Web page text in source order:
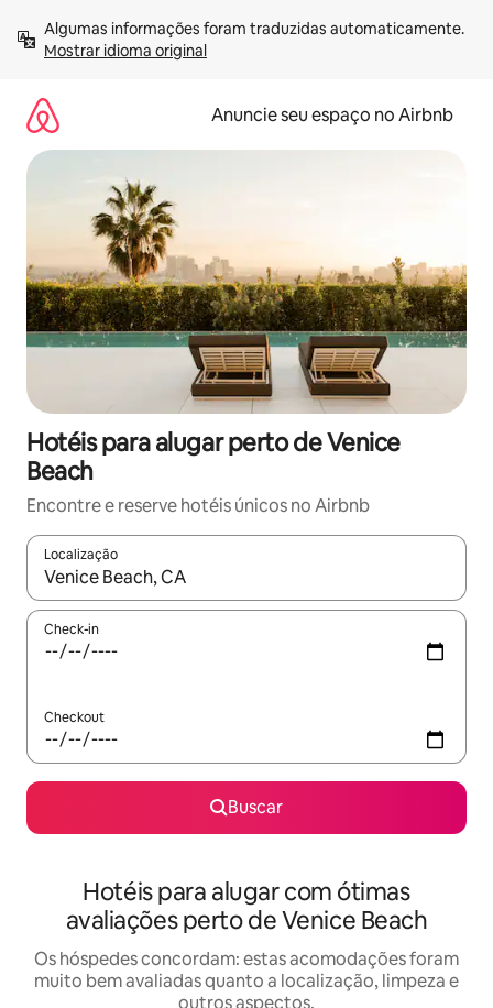
para
Mostrar idioma original
Anuncie seu espaço no Airbnb
Hotéis para alugar perto de Venice
Beach
Encontre e reserve hotéis únicos no Airbnb
Localização
Quando os resultados estiverem disponíveis, explore-os
Check-in
Checkout
Buscar
Hotéis para alugar com ótimas
avaliações perto de Venice Beach
Os hóspedes concordam: estas acomodações foram
muito bem avaliadas quanto a localização, limpeza e
outros aspectos.